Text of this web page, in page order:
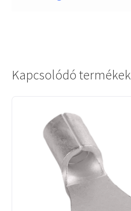
Kapcsolódó termékek